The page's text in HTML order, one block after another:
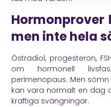
men inte hela
Östradiol, progesteron,
om hormonell
perimenopaus. Men
kan vara normalt en dag
kraftiga svängningar.